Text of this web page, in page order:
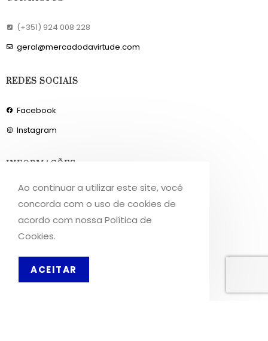
(+351) 924 008 228
geral@mercadodavirtude.com
REDES SOCIAIS
Facebook
Instagram
INFORMAÇÕES
Sobre Nós
Política de Privacidade
Ao continuar a utilizar este site, você
concorda com o uso de cookies de
acordo com nossa Política de
Cookies.
ACEITAR